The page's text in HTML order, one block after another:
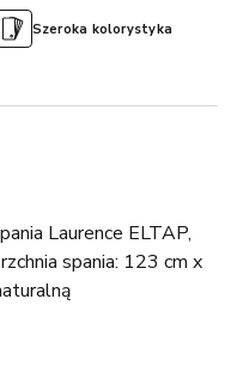
Laurence ELTAP,
spania: 123 cm x
Szeroka kolorystyka